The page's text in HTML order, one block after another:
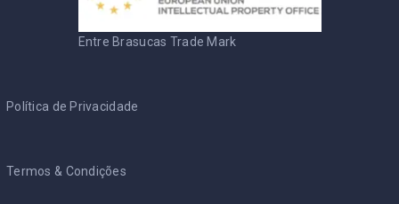
Entre Brasucas Trade Mark
Política de Privacidade
Termos & Condições